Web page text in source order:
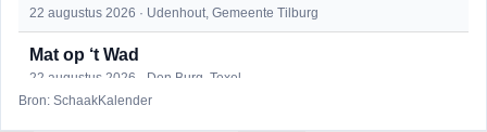
22 augustus 2026 · Udenhout, Gemeente Tilburg
Mat op ‘t Wad
22 augustus 2026 · Den Burg, Texel
Bron: SchaakKalender